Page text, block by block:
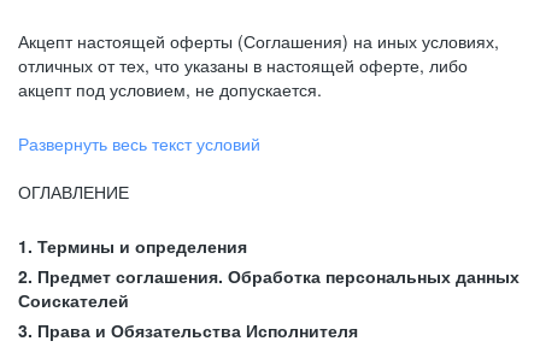
Акцепт настоящей оферты (Соглашения) на иных условиях,
отличных от тех, что указаны в настоящей оферте, либо
акцепт под условием, не допускается.
Развернуть весь текст условий
ОГЛАВЛЕНИЕ
1. Термины и определения
2. Предмет соглашения. Обработка персональных данных
Соискателей
3. Права и Обязательства Исполнителя